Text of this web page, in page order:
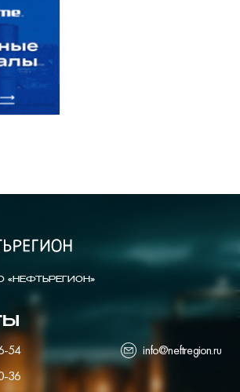
«НЕФТЬРЕГИОН»
54
36
info@neftregion.ru